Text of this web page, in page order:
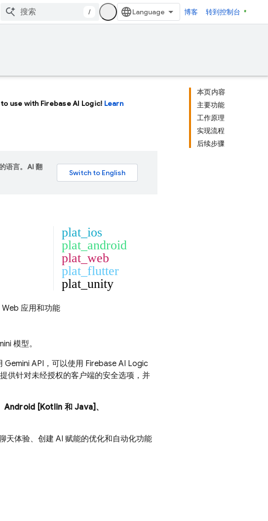
/ 博客 转到控制台
本页内容
主要功能
工作原理
实现流程
后续步骤
use with Firebase AI Logic! Learn
语言。AI 翻
plat_ios
plat_android
plat_web
plat_flutter
plat_unity
应用和功能
模型。
Gemini API ，可以使用 Firebase AI Logic
供针对未经授权的客户端的安全选项，并
Android [Kotlin 和 Java]、
天体验、创建 AI 赋能的优化和自动化功能